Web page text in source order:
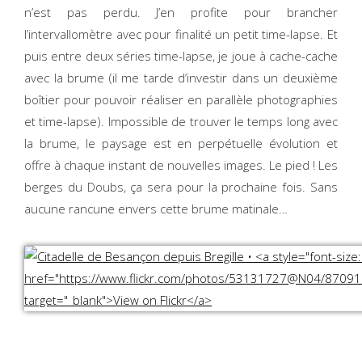
n’est pas perdu. J’en profite pour brancher
l’intervallomètre avec pour finalité un petit time-lapse. Et
puis entre deux séries time-lapse, je joue à cache-cache
avec la brume (il me tarde d’investir dans un deuxième
boîtier pour pouvoir réaliser en parallèle photographies
et time-lapse). Impossible de trouver le temps long avec
la brume, le paysage est en perpétuelle évolution et
offre à chaque instant de nouvelles images. Le pied ! Les
berges du Doubs, ça sera pour la prochaine fois. Sans
aucune rancune envers cette brume matinale…